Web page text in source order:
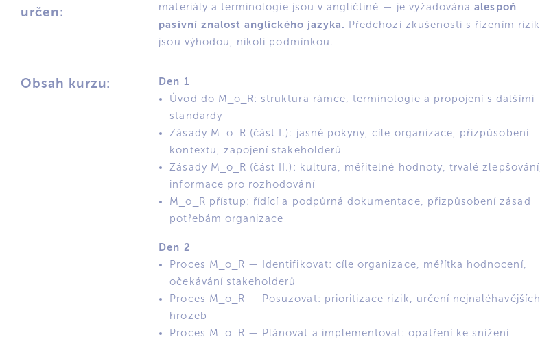
určen:
materiály a terminologie jsou v angličtině — je vyžadovánaalespoň
pasivní znalost anglického jazyka. Předchozí zkušenosti s řízením rizik
jsou výhodou, nikoli podmínkou.
Obsah kurzu: Den 1
Úvod do M_o_R: struktura rámce, terminologie a propojení s dalšími
standardy
Zásady M_o_R (část I.): jasné pokyny, cíle organizace, přizpůsobení
kontextu, zapojení stakeholderů
Zásady M_o_R (část II.): kultura, měřitelné hodnoty, trvalé zlepšování,
informace pro rozhodování
M_o_R přístup: řídící a podpůrná dokumentace, přizpůsobení zásad
potřebám organizace
Den 2
Proces M_o_R — Identifikovat: cíle organizace, měřítka hodnocení,
očekávání stakeholderů
Proces M_o_R — Posuzovat: prioritizace rizik, určení nejnaléhavějších
hrozeb
Proces M_o_R — Plánovat a implementovat: opatření ke snížení